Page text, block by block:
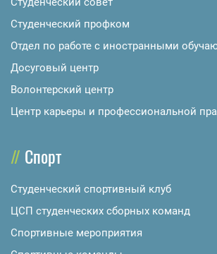
Студенческий профком
Отдел по работе с иностранными
Досуговый центр
Волонтерский центр
Центр карьеры и профессиональной
Спорт
Студенческий спортивный клуб
ЦСП студенческих сборных команд
Спортивные мероприятия